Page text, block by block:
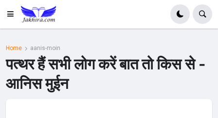
Home aanis-moin
पत्थर हैं सभी लोग करें बात तो किस से -
आनिस मुईन